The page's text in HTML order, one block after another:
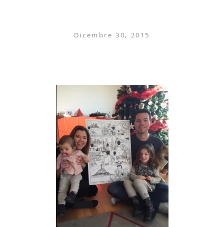
Dicembre 30, 2015